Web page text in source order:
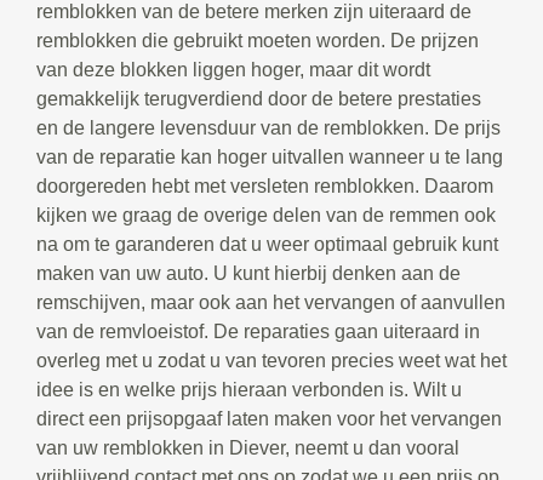
remblokken van de betere merken zijn uiteraard de
remblokken die gebruikt moeten worden. De prijzen
van deze blokken liggen hoger, maar dit wordt
gemakkelijk terugverdiend door de betere prestaties
en de langere levensduur van de remblokken. De prijs
van de reparatie kan hoger uitvallen wanneer u te lang
doorgereden hebt met versleten remblokken. Daarom
kijken we graag de overige delen van de remmen ook
na om te garanderen dat u weer optimaal gebruik kunt
maken van uw auto. U kunt hierbij denken aan de
remschijven, maar ook aan het vervangen of aanvullen
van de remvloeistof. De reparaties gaan uiteraard in
overleg met u zodat u van tevoren precies weet wat het
idee is en welke prijs hieraan verbonden is. Wilt u
direct een prijsopgaaf laten maken voor het vervangen
van uw remblokken in Diever, neemt u dan vooral